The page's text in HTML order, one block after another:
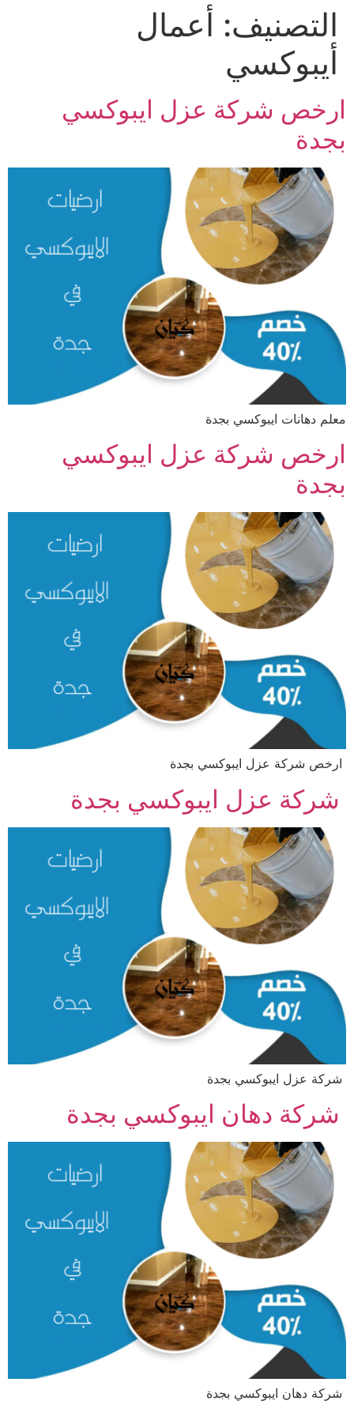
Skip
content
التصنيف: أعمال
أيبوكسي
ارخص شركة عزل ايبوكسي
بجدة
معلم دهانات ايبوكسي بجدة
ارخص شركة عزل ايبوكسي
بجدة
ارخص شركة عزل ايبوكسي بجدة
شركة عزل ايبوكسي بجدة
شركة عزل ايبوكسي بجدة
شركة دهان ايبوكسي بجدة
شركة دهان ايبوكسي بجدة